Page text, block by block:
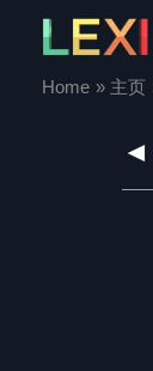
contentHome 主页
◄